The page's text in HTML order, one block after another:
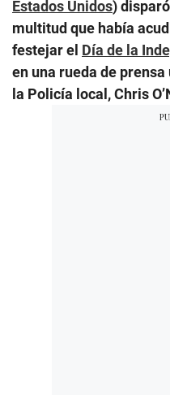
Estados Unidos)
multitud que había
festejar el Día de la
en una rueda de
la Policía local, Chris